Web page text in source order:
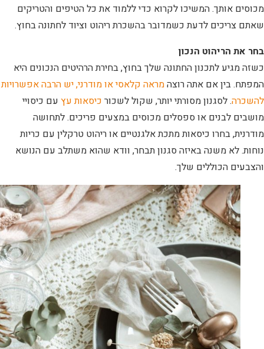
מכוסים אותך. המשיכו לקרוא כדי ללמוד את כל הטיפים והטריקים
שאתם צריכים לדעת כשמדובר בהשכרת ריהוט וציוד לחתונה בחוץ.
בחר את הריהוט הנכון
כשזה מגיע לתכנון החתונה שלך בחוץ, בחירת הרהיטים הנכונים היא
המפתח. בין אם אתה רוצהמראה קלאסי או מודרני, יש הרבה אפשרויות
להשכרה. לסגנון מסורתי יותר, שקול לשכור כיסאות עץ עם כיסויי
מושבים לבנים או ספסלים מכוסים במצעים פריכים. לתחושה
מודרנית, בחרו כיסאות מתכת אלגנטיים או ריהוט טרקלין עם כריות
נוחות. לא משנה באיזה סגנון תבחר, וודא שהוא משתלב עם הנושא
והצבעים הכוללים שלך.